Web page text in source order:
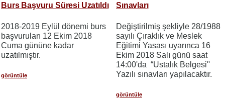
Burs Başvuru Süresi Uzatıldı
2018-2019 Eylül dönemi burs
başvuruları 12 Ekim 2018
Cuma gününe kadar
uzatılmıştır.
görüntüle
Sınavları
Değiştirilmiş şekliyle 28/1988
sayılı Çıraklık ve Meslek
Eğitimi Yasası uyarınca 16
Ekim 2018 Salı günü saat
14:00'da “Ustalık Belgesi''
Yazılı sınavları yapılacaktır.
görüntüle